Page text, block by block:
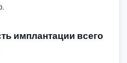
имплантации всего